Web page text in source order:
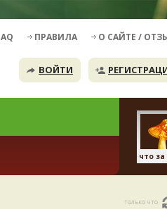
ПРАВИЛА О САЙТЕ /
ВОЙТИ
что за
только что